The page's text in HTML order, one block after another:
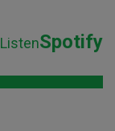
ListenSpotify